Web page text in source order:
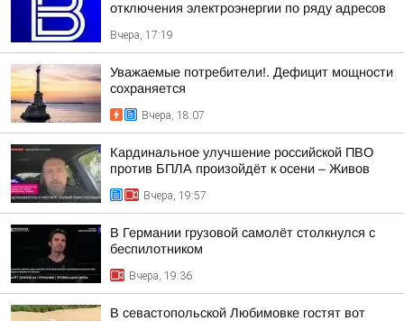
отключения электроэнергии по ряду адресов
Вчера, 17:19
Уважаемые потребители!. Дефицит мощности
сохраняется
Вчера, 18:07
Кардинальное улучшение российской ПВО
против БПЛА произойдёт к осени – Живов
Вчера, 19:57
В Германии грузовой самолёт столкнулся с
беспилотником
Вчера, 19:36
В севастопольской Любимовке гостят вот